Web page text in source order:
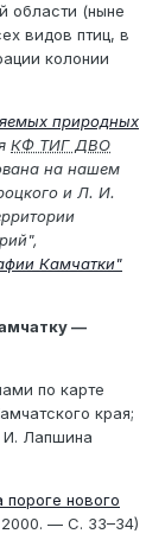
области (ныне
видов птиц, в
колонии
природных
КФ ТИГ ДВО
на нашем
и Л. И.
Камчатки"
—
по карте
края;
И. Лапшина
нового
— С. 33–34)